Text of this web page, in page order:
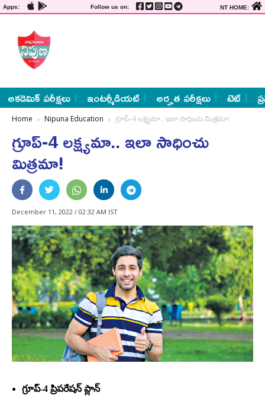
Apps: Follow us on: NT HOME:
అకడెమిక్ పరీక్షలు ఇంటర్మీడియట్ అర్హత పరీక్షలు టెట్
Home Nipuna Education గ్రూప్‌-4 లక్ష్యమా.. ఇలా సాధించు మిత్రమా!
గ్రూప్‌-4 లక్ష్యమా.. ఇలా సాధించు
మిత్రమా!
December 11, 2022 / 02:32 AM IST
గ్రూప్‌-4 ప్రిపరేషన్‌ ప్లాన్‌